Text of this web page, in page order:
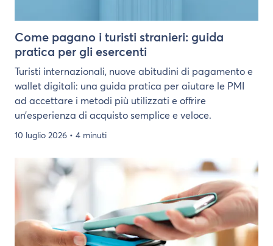
Come pagano i turisti stranieri: guida
pratica per gli esercenti
Turisti internazionali, nuove abitudini di pagamento e
wallet digitali: una guida pratica per aiutare le PMI
ad accettare i metodi più utilizzati e offrire
un’esperienza di acquisto semplice e veloce.
10 luglio 2026 • 4 minuti